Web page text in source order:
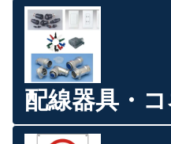
配線器具・